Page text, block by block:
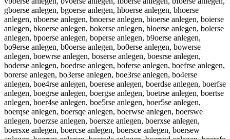
gboerse anlegen, bgoerse anlegen, hboerse anlegen, bhoerse
anlegen, nboerse anlegen, bnoerse anlegen, bioerse anlegen, boierse
anlegen, bkoerse anlegen, bokerse anlegen, bloerse anlegen, bolerse
anlegen, bpoerse anlegen, boperse anlegen, b9oerse anlegen,
bo9erse anlegen, b0oerse anlegen, bo0erse anlegen, bowerse
anlegen, boewrse anlegen, boserse anlegen, boesrse anlegen,
boderse anlegen, boedrse anlegen, boferse anlegen, boefrse anlegen,
borerse anlegen, bo3erse anlegen, boe3rse anlegen, bo4erse
anlegen, boe4rse anlegen, boerese anlegen, boerdse anlegen, boerfse
anlegen, boegrse anlegen, boergse anlegen, boetrse anlegen, boertse
anlegen, boer4se anlegen, boe5rse anlegen, boer5se anlegen,
boerqse anlegen, boersqe anlegen, boerwse anlegen, boerswe
anlegen, boerzse anlegen, boersze anlegen, boerxse anlegen,
boersxe anlegen, boercse anlegen, boersce anlegen, boersew